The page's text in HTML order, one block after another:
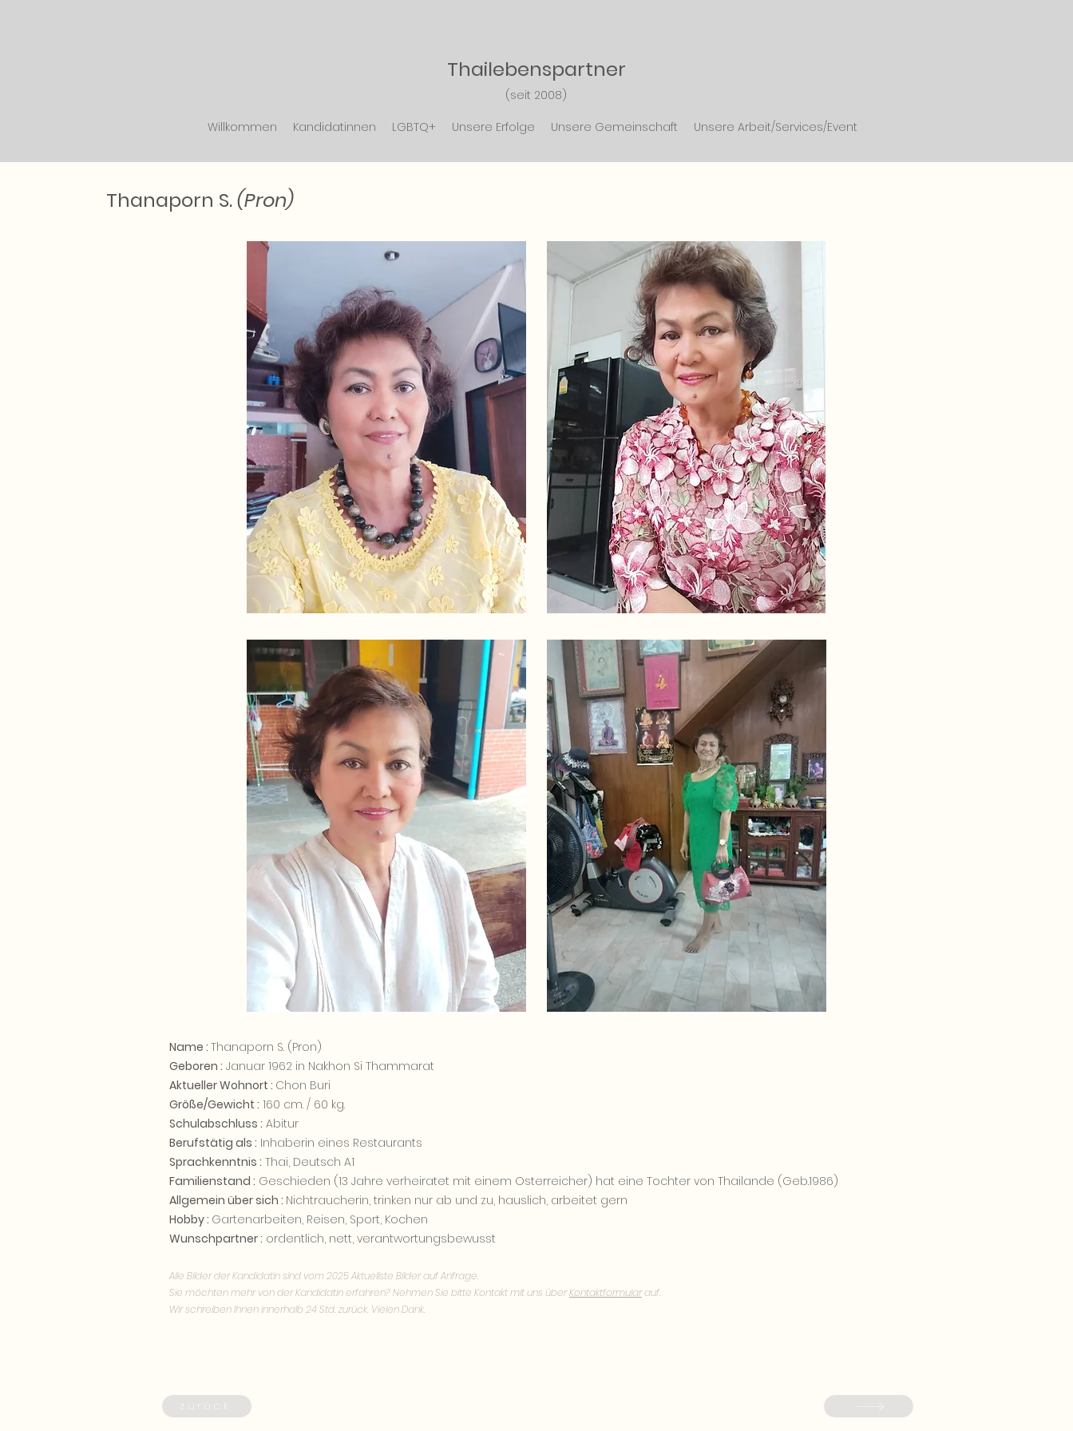
Thailebenspartner
(seit 2008)
Willkommen
Kandidatinnen LGBTQ+ Unsere Erfolge Unsere Gemeinschaft Unsere Arbeit/Services/Event
Thanaporn S.(Pron)
Name : Thanaporn S. (Pron)
Geboren : Januar 1962 in Nakhon Si Thammarat
Aktueller Wohnort : Chon Buri
Größe/Gewicht : 160 cm. / 60 kg.
Schulabschluss : Abitur
Berufstätig als : Inhaberin eines Restaurants
Sprachkenntnis : Thai, Deutsch A1
Familienstand : Geschieden (13 Jahre verheiratet mit einem Osterreicher) hat eine Tochter von Thailande (Geb.1986)
Allgemein über sich : Nichtraucherin, trinken nur ab und zu, hauslich, arbeitet gern
Hobby : Gartenarbeiten, Reisen, Sport, Kochen
Wunschpartner : ordentlich, nett, verantwortungsbewusst
Alle Bilder der Kandidatin sind vom 2025 Aktuellste Bilder auf Anfrage.
Sie möchten mehr von der Kandidatin erfahren? Nehmen Sie bitte Kontakt mit uns überKontaktformularauf.
Wir schreiben Ihnen innerhalb 24 Std. zurück. Vielen Dank.
zurück